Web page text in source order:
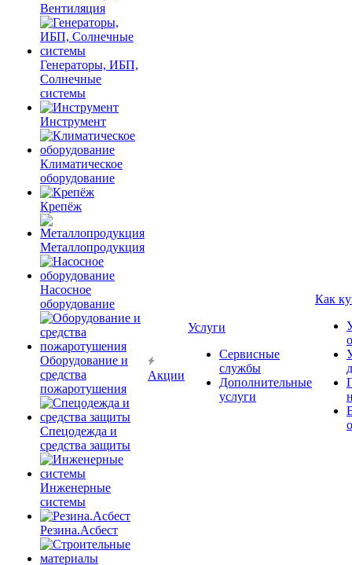
Вентиляция
Генераторы, ИБП,
Солнечные
системы
Инструмент
Климатическое
оборудование
Крепёж
Металлопродукция
Насосное
оборудование
Оборудование и
средства
пожаротушения
Спецодежда и
средства защиты
Инженерные
системы
Резина.Асбест
Акции
Услуги
Сервисные
службы
Дополнительные
услуги
Как